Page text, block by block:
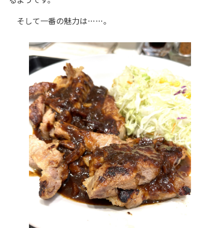
そして一番の魅力は……。